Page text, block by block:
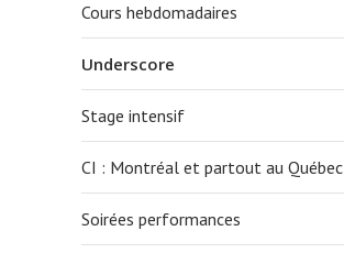
Cours hebdomadaires
Underscore
Stage intensif
CI : Montréal et partout au Québec
Soirées performances